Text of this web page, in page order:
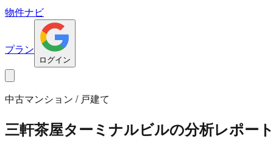
物件ナビ
プラン
ログイン
中古マンション / 戸建て
三軒茶屋ターミナルビルの分析レポー